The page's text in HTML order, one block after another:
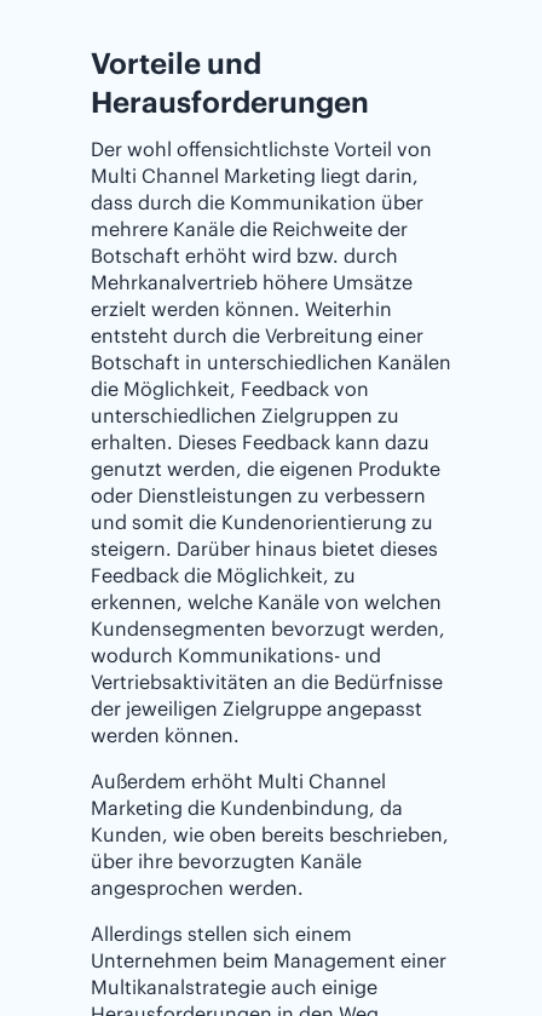
Vorteile und
Herausforderungen
Der wohl offensichtlichste Vorteil von
Multi Channel Marketing liegt darin,
dass durch die Kommunikation über
mehrere Kanäle die Reichweite der
Botschaft erhöht wird bzw. durch
Mehrkanalvertrieb höhere Umsätze
erzielt werden können. Weiterhin
entsteht durch die Verbreitung einer
Botschaft in unterschiedlichen Kanälen
die Möglichkeit, Feedback von
unterschiedlichen Zielgruppen zu
erhalten. Dieses Feedback kann dazu
genutzt werden, die eigenen Produkte
oder Dienstleistungen zu verbessern
und somit die Kundenorientierung zu
steigern. Darüber hinaus bietet dieses
Feedback die Möglichkeit, zu
erkennen, welche Kanäle von welchen
Kundensegmenten bevorzugt werden,
wodurch Kommunikations- und
Vertriebsaktivitäten an die Bedürfnisse
der jeweiligen Zielgruppe angepasst
werden können.
Außerdem erhöht Multi Channel
Marketing die Kundenbindung, da
Kunden, wie oben bereits beschrieben,
über ihre bevorzugten Kanäle
angesprochen werden.
Allerdings stellen sich einem
Unternehmen beim Management einer
Multikanalstrategie auch einige